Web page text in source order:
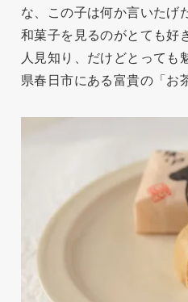
な、この子は何か言いた
和菓子を見るのがとても好
人見知り、だけどとっても
県春日市にある富貴の「お